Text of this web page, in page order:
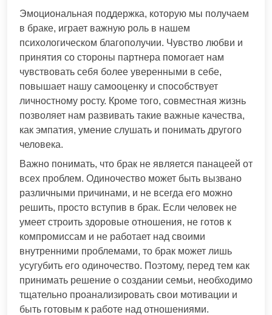
Эмоциональная поддержка, которую мы получаем
в браке, играет важную роль в нашем
психологическом благополучии. Чувство любви и
принятия со стороны партнера помогает нам
чувствовать себя более уверенными в себе,
повышает нашу самооценку и способствует
личностному росту. Кроме того, совместная жизнь
позволяет нам развивать такие важные качества,
как эмпатия, умение слушать и понимать другого
человека.
Важно понимать, что брак не является панацеей от
всех проблем. Одиночество может быть вызвано
различными причинами, и не всегда его можно
решить, просто вступив в брак. Если человек не
умеет строить здоровые отношения, не готов к
компромиссам и не работает над своими
внутренними проблемами, то брак может лишь
усугубить его одиночество. Поэтому, перед тем как
принимать решение о создании семьи, необходимо
тщательно проанализировать свои мотивации и
быть готовым к работе над отношениями.